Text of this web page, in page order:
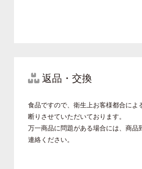
返品・交換
食品ですので、衛生上お客様都合によ
断りさせていただいております。
万一商品に問題がある場合には、商品
連絡ください。